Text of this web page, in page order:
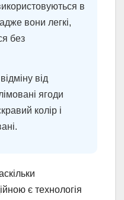
в
вони легкі,
без
від
ягоди
колір і
є технологія